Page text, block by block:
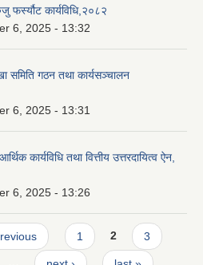
फर्स्यौट कार्यविधि,२०८२
6, 2025 - 13:32
समिति गठन तथा कार्यसञ्चालन
6, 2025 - 13:31
कार्यविधि तथा वित्तीय उत्तरदायित्व ऐन,
6, 2025 - 13:26
1 2 3